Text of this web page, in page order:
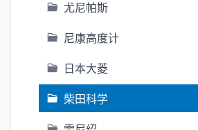
尤尼帕斯
尼康高度计
日本大菱
柴田科学